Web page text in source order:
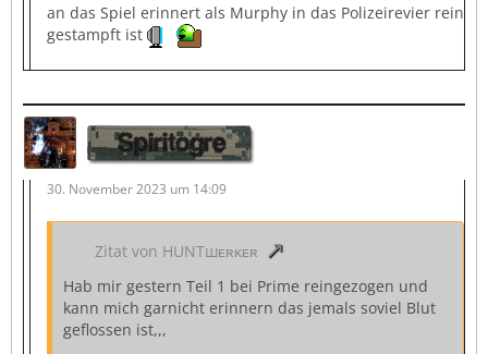
an das Spiel erinnert als Murphy in das Polizeirevier rein
gestampft ist
Spiritogre
30. November 2023 um 14:09
Zitat von HUNTшᴇʀᴋᴇʀ
Hab mir gestern Teil 1 bei Prime reingezogen und
kann mich garnicht erinnern das jemals soviel Blut
geflossen ist,,,